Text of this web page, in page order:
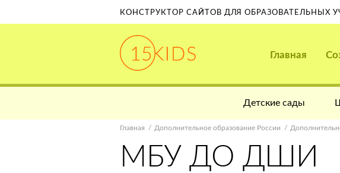
КОНСТРУКТОР САЙТОВ ДЛЯ ОБРАЗОВАТЕЛЬНЫХ
Главная
Детские сады
Главная Дополнительное образование России
МБУ ДО ДШИ